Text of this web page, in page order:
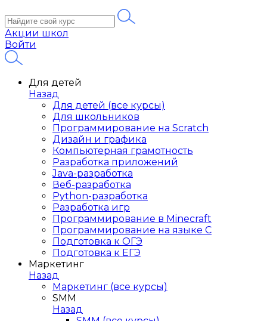
Акции школ
Войти
Для детей
Назад
Для детей (все курсы)
Для школьников
Программирование на Scratch
Дизайн и графика
Компьютерная грамотность
Разработка приложений
Java-разработка
Веб-разработка
Python-разработка
Разработка игр
Программирование в Minecraft
Программирование на языке C
Подготовка к ОГЭ
Подготовка к ЕГЭ
Маркетинг
Назад
Маркетинг (все курсы)
SMM
Назад